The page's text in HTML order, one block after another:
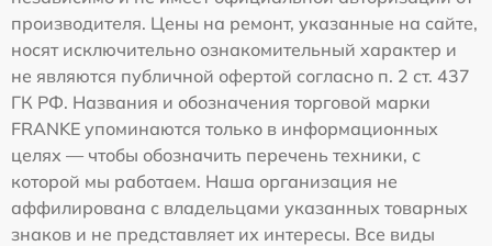
производителя. Цены на ремонт, указанные на сайте,
носят исключительно ознакомительный характер и
не являются публичной офертой согласно п. 2 ст. 437
ГК РФ. Названия и обозначения торговой марки
FRANKE упоминаются только в информационных
целях — чтобы обозначить перечень техники, с
которой мы работаем. Наша организация не
аффилирована с владельцами указанных товарных
знаков и не представляет их интересы. Все виды